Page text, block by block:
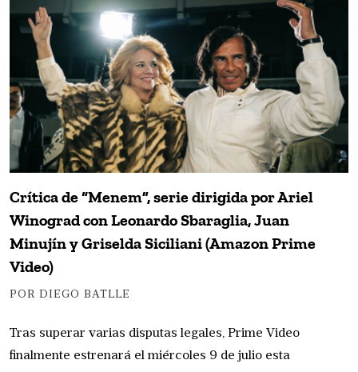
Crítica de “Menem”, serie dirigida por Ariel
Winograd con Leonardo Sbaraglia, Juan
Minujín y Griselda Siciliani (Amazon Prime
Video)
POR DIEGO BATLLE
Tras superar varias disputas legales, Prime Video
finalmente estrenará el miércoles 9 de julio esta